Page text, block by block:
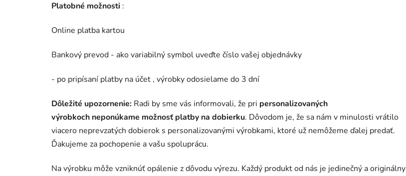
Platobné možnosti :
Online platba kartou
Bankový prevod - ako variabilný symbol uveďte číslo vašej objednávky
- po pripísaní platby na účet , výrobky odosielame do 3 dní
Dôležité upozornenie: Radi by sme vás informovali, že pri personalizovaných
výrobkoch neponúkame možnosť platby na dobierku. Dôvodom je, že sa nám v minulosti vrátilo
viacero neprevzatých dobierok s personalizovanými výrobkami, ktoré už nemôžeme ďalej predať.
Ďakujeme za pochopenie a vašu spoluprácu.
Na výrobku môže vzniknúť opálenie z dôvodu výrezu. Každý produkt od nás je jedinečný a originálny